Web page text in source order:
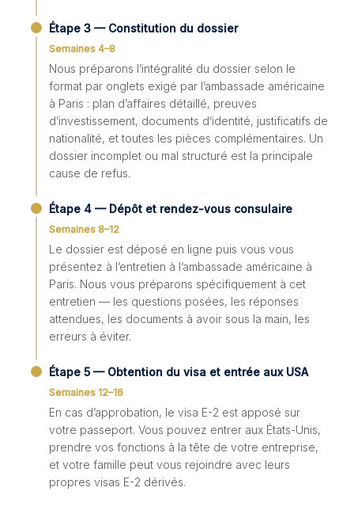
Étape 3 — Constitution du dossier
Semaines 4–8
Nous préparons l’intégralité du dossier selon le
format par onglets exigé par l’ambassade américaine
à Paris : plan d’affaires détaillé, preuves
d’investissement, documents d’identité, justificatifs de
nationalité, et toutes les pièces complémentaires. Un
dossier incomplet ou mal structuré est la principale
cause de refus.
Étape 4 — Dépôt et rendez-vous consulaire
Semaines 8–12
Le dossier est déposé en ligne puis vous vous
présentez à l’entretien à l’ambassade américaine à
Paris. Nous vous préparons spécifiquement à cet
entretien — les questions posées, les réponses
attendues, les documents à avoir sous la main, les
erreurs à éviter.
Étape 5 — Obtention du visa et entrée aux USA
Semaines 12–16
En cas d’approbation, le visa E-2 est apposé sur
votre passeport. Vous pouvez entrer aux États-Unis,
prendre vos fonctions à la tête de votre entreprise,
et votre famille peut vous rejoindre avec leurs
propres visas E-2 dérivés.